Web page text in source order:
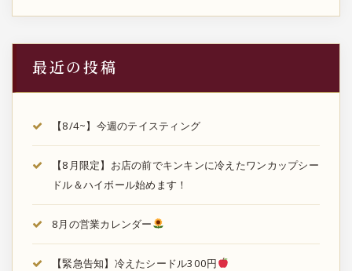
最近の投稿
【8/4~】今週のテイスティング
【8月限定】お店の前でキンキンに冷えたワンカップシー
ドル＆ハイボール始めます！
8月の営業カレンダー
【緊急告知】冷えたシードル300円